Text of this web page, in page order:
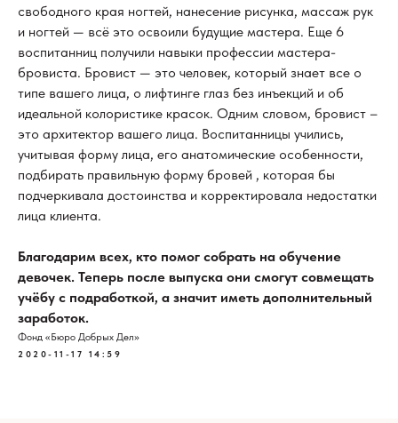
свободного края ногтей, нанесение рисунка, массаж рук
и ногтей — всё это освоили будущие мастера. Еще 6
воспитанниц получили навыки профессии мастера-
бровиста. Бровист — это человек, который знает все о
типе вашего лица, о лифтинге глаз без инъекций и об
идеальной колористике красок. Одним словом, бровист –
это архитектор вашего лица. Воспитанницы учились,
учитывая форму лица, его анатомические особенности,
подбирать правильную форму бровей , которая бы
подчеркивала достоинства и корректировала недостатки
лица клиента.
Благодарим всех, кто помог собрать на обучение
девочек. Теперь после выпуска они смогут совмещать
учёбу с подработкой, а значит иметь дополнительный
заработок.
Фонд «Бюро Добрых Дел»
2020-11-17 14:59